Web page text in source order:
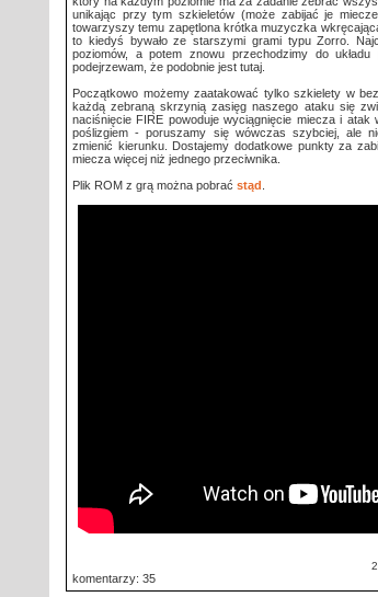
unikając przy tym szkieletów (może zabijać je
towarzyszy temu zapętlona krótka muzyczka
to kiedyś bywało ze starszymi grami typu Zorro.
poziomów, a potem znowu przechodzimy do
podejrzewam, że podobnie jest tutaj.
Początkowo możemy zaatakować tylko szkielety w
każdą zebraną skrzynią zasięg naszego ataku się
naciśnięcie FIRE powoduje wyciągnięcie miecza i
poślizgiem - poruszamy się wówczas szybciej, ale
zmienić kierunku. Dostajemy dodatkowe punkty za
miecza więcej niż jednego przeciwnika.
Plik ROM z grą można pobrać stąd
komentarzy: 35